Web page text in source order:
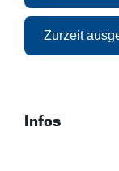
Zurzeit
Infos